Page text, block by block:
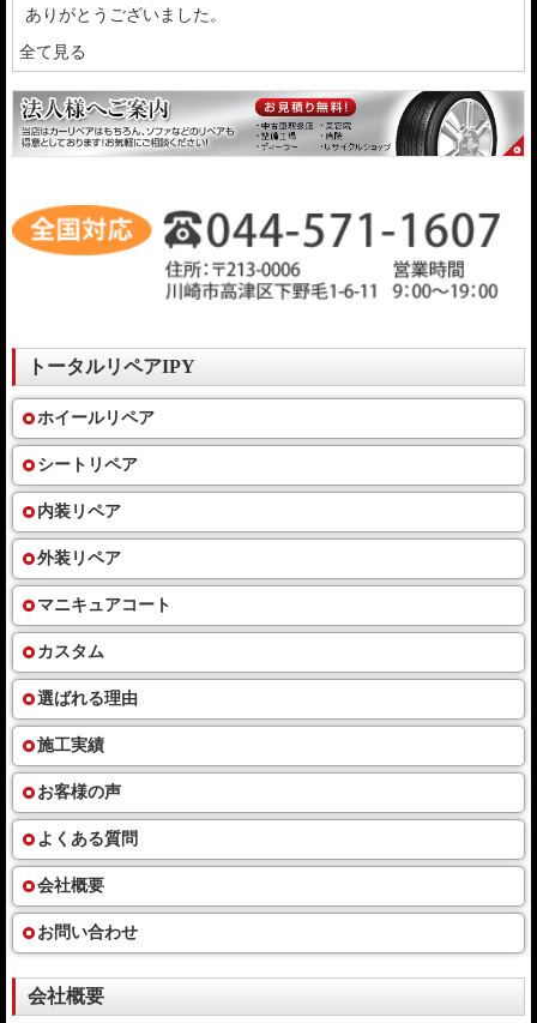
ありがとうございました。
全て見る
トータルリペアIPY
ホイールリペア
シートリペア
内装リペア
外装リペア
マニキュアコート
カスタム
選ばれる理由
施工実績
お客様の声
よくある質問
会社概要
お問い合わせ
会社概要